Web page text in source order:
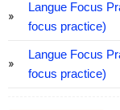
Langue Focus
focus practice)
Langue Focus
focus practice)